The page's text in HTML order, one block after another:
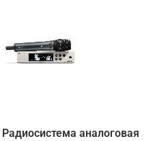
Радиосистема аналоговая